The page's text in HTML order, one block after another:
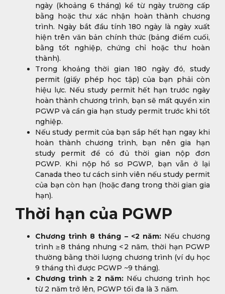
ngày (khoảng 6 tháng) kể từ ngày trường cấp
bằng hoặc thư xác nhận hoàn thành chương
trình. Ngày bắt đầu tính 180 ngày là ngày xuất
hiện trên văn bản chính thức (bảng điểm cuối,
bằng tốt nghiệp, chứng chỉ hoặc thư hoàn
thành).
Trong khoảng thời gian 180 ngày đó, study
permit (giấy phép học tập) của bạn phải còn
hiệu lực. Nếu study permit hết hạn trước ngày
hoàn thành chương trình, bạn sẽ mất quyền xin
PGWP và cần gia hạn study permit trước khi tốt
nghiệp.
Nếu study permit của bạn sắp hết hạn ngay khi
hoàn thành chương trình, bạn nên gia hạn
study permit để có đủ thời gian nộp đơn
PGWP. Khi nộp hồ sơ PGWP, bạn vẫn ở lại
Canada theo tư cách sinh viên nếu study permit
của bạn còn hạn (hoặc đang trong thời gian gia
hạn).
Thời hạn của PGWP
Chương trình 8 tháng – <2 năm:Nếu chương
trình ≥ 8 tháng nhưng < 2 năm, thời hạn PGWP
thường bằng thời lượng chương trình (ví dụ học
9 tháng thì được PGWP ~9 tháng).
Chương trình ≥ 2 năm:Nếu chương trình học
từ 2 năm trở lên, PGWP tối đa là 3 năm.